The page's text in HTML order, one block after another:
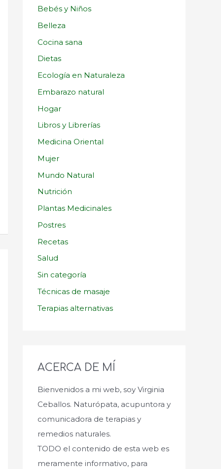
Bebés y Niños
Belleza
Cocina sana
Dietas
Ecología en Naturaleza
Embarazo natural
Hogar
Libros y Librerías
Medicina Oriental
Mujer
Mundo Natural
Nutrición
Plantas Medicinales
Postres
Recetas
Salud
Sin categoría
Técnicas de masaje
Terapias alternativas
ACERCA DE MÍ
Bienvenidos a mi web, soy Virginia
Ceballos. Naturópata, acupuntora y
comunicadora de terapias y
remedios naturales.
TODO el contenido de esta web es
meramente informativo, para